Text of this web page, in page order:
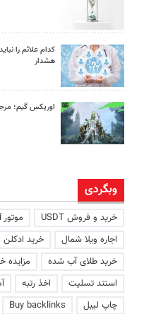
کدام علائم را
هشدار
اوریکس گیم؛
وبگردی
خرید و فروش USDT
اجاره ویلا شمال
خرید ادکلن
خرید طلای آب شده
مزایده
استند تسلیت
اخذ رتبه
چاپ لیبل
Buy backlinks